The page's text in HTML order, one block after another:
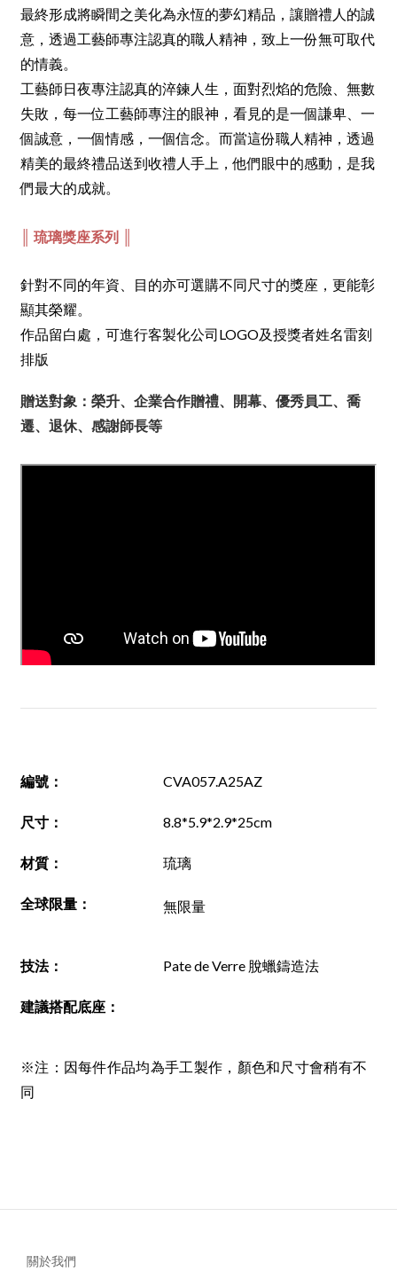
最終形成將瞬間之美化為永恆的夢幻精品，讓贈禮人的誠
意，透過工藝師專注認真的職人精神，致上一份無可取代
的情義。
工藝師日夜專注認真的淬鍊人生，面對烈焰的危險、無數
失敗，每一位工藝師專注的眼神，看見的是一個謙卑、一
個誠意，一個情感，一個信念。而當這份職人精神，透過
精美的最終禮品送到收禮人手上，他們眼中的感動，是我
們最大的成就。
║ 琉璃獎座系列 ║
針對不同的年資、目的亦可選購不同尺寸的獎座，更能彰
顯其榮耀。
作品留白處，可進行客製化公司LOGO及授獎者姓名雷刻
排版
贈送對象：榮升、企業合作贈禮、開幕、優秀員工、喬
遷、退休、感謝師長等
編號 ： CVA057.A25AZ
尺寸 ： 8.8*5.9*2.9*25cm
材質 ： 琉璃
全球限量： 無限量
技法： Pate de Verre 脫蠟鑄造法
建議搭配底座 ：
※注：因每件作品均為手工製作，顏色和尺寸會稍有不
同
關於我們